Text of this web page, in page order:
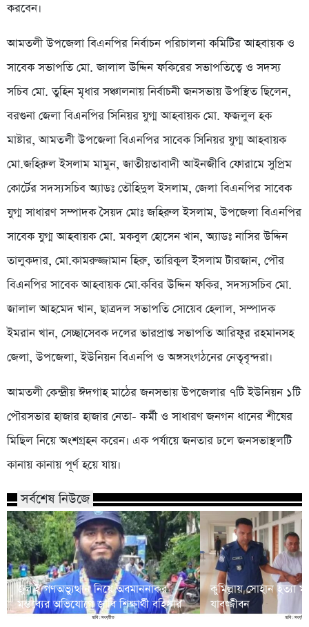
করবেন।
আমতলী উপজেলা বিএনপির নির্বাচন পরিচালনা কমিটির আহবায়ক ও
সাবেক সভাপতি মো. জালাল উদ্দিন ফকিরের সভাপতিত্বে ও সদস্য
সচিব মো. তুহিন মৃধার সঞ্চালনায় নির্বাচনী জনসভায় উপস্থিত ছিলেন,
বরগুনা জেলা বিএনপির সিনিয়র যুগ্ম আহবায়ক মো. ফজলুল হক
মাষ্টার, আমতলী উপজেলা বিএনপির সাবেক সিনিয়র যুগ্ম আহবায়ক
মো.জহিরুল ইসলাম মামুন, জাতীয়তাবাদী আইনজীবি ফোরামে সুপ্রিম
কোর্টের সদস্যসচিব অ্যাডঃ তৌহিদুল ইসলাম, জেলা বিএনপির সাবেক
যুগ্ম সাধারণ সম্পাদক সৈয়দ মোঃ জহিরুল ইসলাম, উপজেলা বিএনপির
সাবেক যুগ্ম আহবায়ক মো. মকবুল হোসেন খান, অ্যাডঃ নাসির উদ্দিন
তালুকদার, মো.কামরুজ্জামান হিরু, তারিকুল ইসলাম টারজান, পৌর
বিএনপির সাবেক আহবায়ক মো.কবির উদ্দিন ফকির, সদস্যসচিব মো.
জালাল আহমেদ খান, ছাত্রদল সভাপতি সোয়েব হেলাল, সম্পাদক
ইমরান খান, সেচ্ছাসেবক দলের ভারপ্রাপ্ত সভাপতি আরিফুর রহমানসহ
জেলা, উপজেলা, ইউনিয়ন বিএনপি ও অঙ্গসংগঠনের নেতৃবৃন্দরা।
আমতলী কেন্দ্রীয় ঈদগাহ মাঠের জনসভায় উপজেলার ৭টি ইউনিয়ন ১টি
পৌরসভার হাজার হাজার নেতা- কর্মী ও সাধারণ জনগন ধানের শীষের
মিছিল নিয়ে অংশগ্রহন করেন। এক পর্যায়ে জনতার ঢলে জনসভাস্থলটি
কানায় কানায় পূর্ণ হয়ে যায়।
সর্বশেষ নিউজে
জুলাই গণঅভ্যুত্থান নিয়ে অবমাননাকর
মন্তব্যের অভিযোগে জাবি শিক্ষার্থী বহিষ্কার
কুমিল্লায় সোহান হত্যা
যাবজ্জীবন